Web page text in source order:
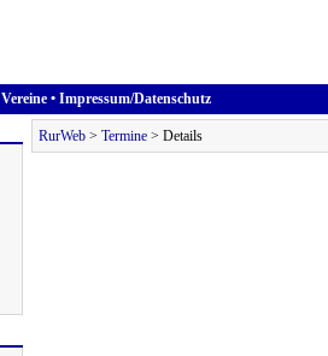
Vereine • Impressum/Datenschutz
RurWeb > Termine > Details